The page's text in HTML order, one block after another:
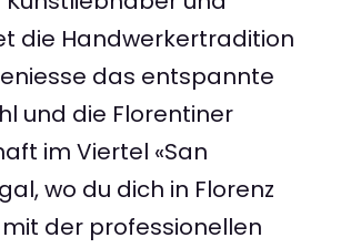
die Handwerkertradition
das entspannte
und die Florentiner
im Viertel «San
wo du dich in Florenz
der professionellen